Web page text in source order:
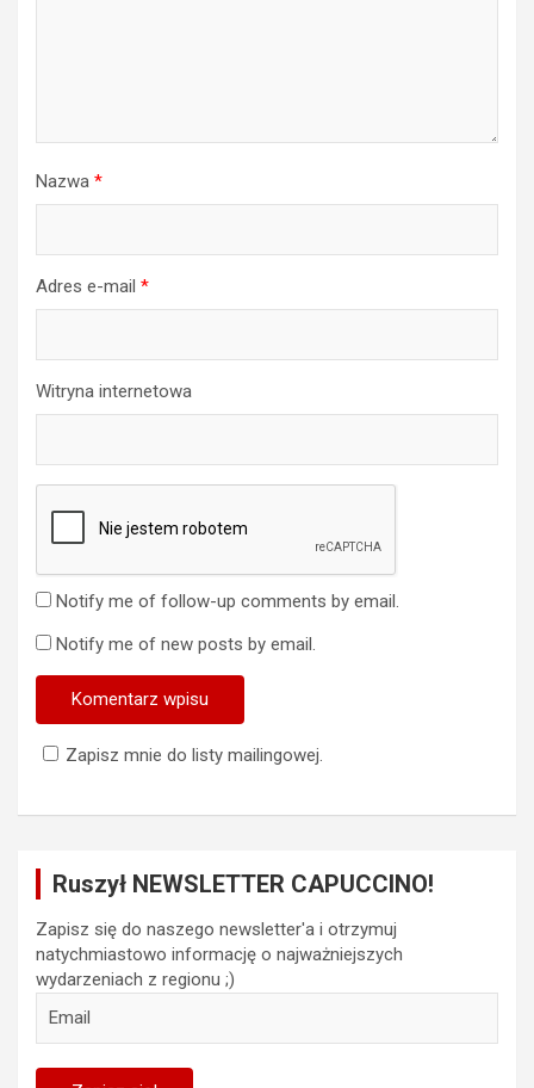
Nazwa *
Adres e-mail *
Witryna internetowa
Notify me of follow-up comments by email.
Notify me of new posts by email.
Zapisz mnie do listy mailingowej.
Ruszył NEWSLETTER CAPUCCINO!
Zapisz się do naszego newsletter'a i otrzymuj
natychmiastowo informację o najważniejszych
wydarzeniach z regionu ;)